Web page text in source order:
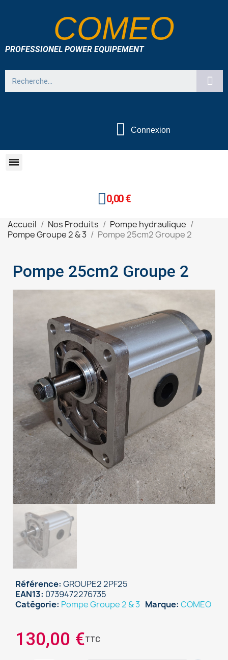
COMEO
PROFESSIONEL POWER EQUIPEMENT
Connexion
0,00 €
Accueil Nos Produits
Pompe hydraulique
Pompe Groupe 2 & 3
Pompe 25cm2 Groupe 2
Pompe 25cm2 Groupe 2
Référence GROUPE2 2PF25
EAN13 0739472276735
Catégorie Pompe Groupe 2 & 3 Marque COMEO
130,00 €TTC